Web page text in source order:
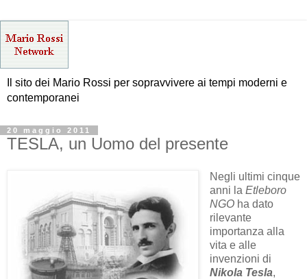
Il sito dei Mario Rossi per sopravvivere ai tempi moderni e
contemporanei
20 maggio 2011
TESLA, un Uomo del presente
Negli ultimi cinque
anni la Etleboro
NGOha dato
rilevante
importanza alla
vita e alle
invenzioni di
Nikola Tesla,